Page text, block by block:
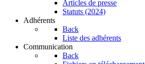
Articles de presse
Statuts (2024)
Adhérents
Back
Liste des adhérents
Communication
Back